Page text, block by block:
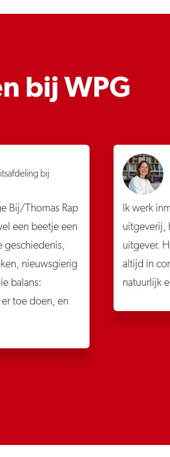
bij WPG
bij
Bij/Thomas Rap
een beetje een
geschiedenis,
nieuwsgierig
balans:
toe doen, en
Ik werk
uitgeverij,
uitgever.
altijd in
natuurlijk